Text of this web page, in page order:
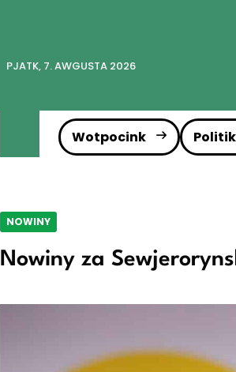
PJATK, 7. AWGUSTA 2026
Wotpocink
NOWINY
Nowiny za